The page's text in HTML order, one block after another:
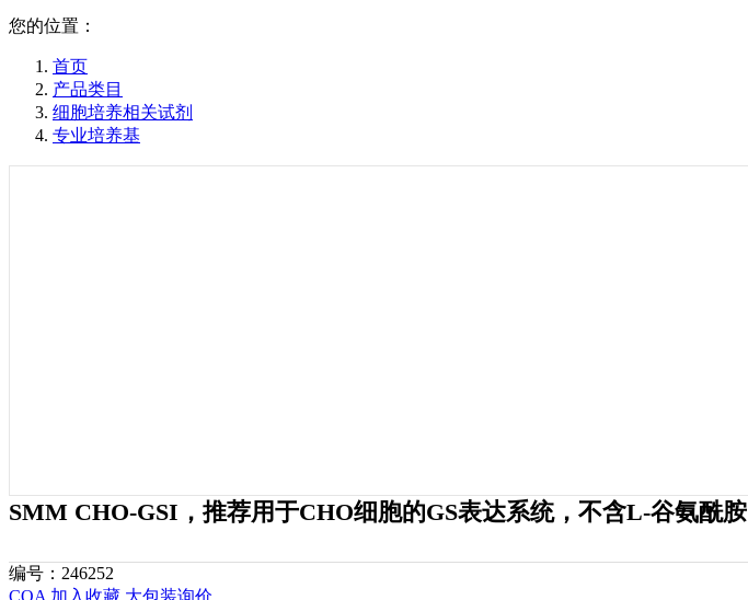
您的位置：
首页
产品类目
细胞培养相关试剂
专业培养基
SMM CHO-GSI，推荐用于CHO细胞的GS表达系统，不含L-谷氨酰胺
编号： 246252